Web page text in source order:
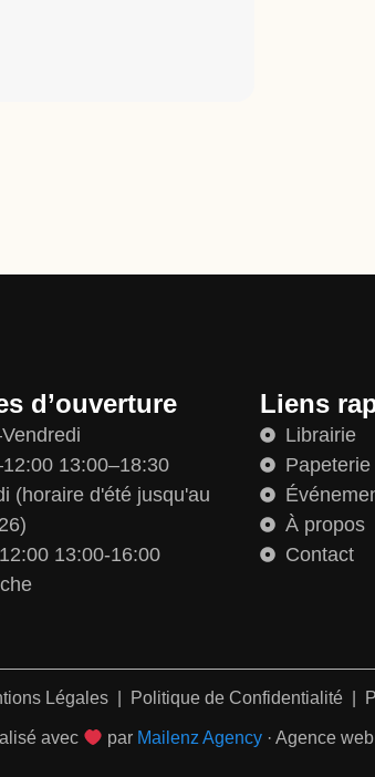
d’ouverture
13:00–18:30
(horaire d'été jusqu'au
13:00-16:00
Liens
Librairie
Papeterie
À propos
Contact
Légales Politique de Confidentialité
avec par Mailenz Agency · Agence